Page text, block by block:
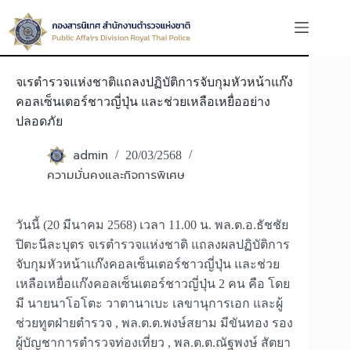
to
content
จเรตำรวจแห่งชาติแถลงปฏิบัติการจับกุมหัวหน้าแก๊ง
คอลเซ็นเตอร์ชาวญี่ปุ่น และช่วยเหลือเหยื่ออย่าง
ปลอดภัย
admin 20/03/2568
ความมั่นคงและกิจการพิเศษ
วันนี้ (20 มีนาคม 2568) เวลา 11.00 น. พล.ต.อ.ธัชชัย
ปิตะนีละบุตร จเรตำรวจแห่งชาติ แถลงผลปฏิบัติการ
จับกุมหัวหน้าแก๊งคอลเซ็นเตอร์ชาวญี่ปุ่น และช่วย
เหลือเหยื่อแก๊งคอลเซ็นเตอร์ชาวญี่ปุ่น 2 คน คือ โดย
มี นายนาโอโตะ วาตานาเบะ เลขานุการเอก และผู้
ช่วยทูตฝ่ายตำรวจ , พล.ต.ต.พงษ์สยาม มีขันทอง รอง
ผู้บัญชาการตำรวจท่องเที่ยว , พล.ต.ต.ณัฐพงษ์ สัตยา